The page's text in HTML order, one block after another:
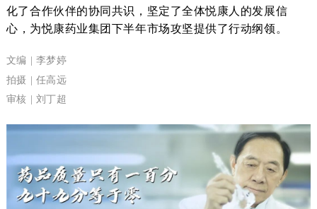
化了合作伙伴的协同共识，坚定了全体悦康人 的发展信
心 ， 为悦康药业集团下半年市场攻坚提供了行动纲领 。
文编 | 李梦婷
拍摄 | 任高远
审核 | 刘丁超